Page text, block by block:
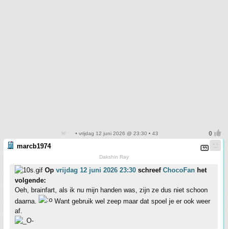
• vrijdag 12 juni 2026 @ 23:30 • 43
marcb1974
Dakshin Ray
Op vrijdag 12 juni 2026 23:30 schreef ChocoFan het
volgende:
Oeh, brainfart, als ik nu mijn handen was, zijn ze dus niet schoon
daarna.
Want gebruik wel zeep maar dat spoel je er ook weer
af.